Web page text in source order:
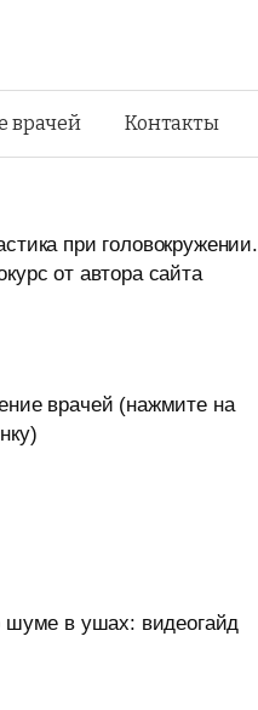
врачей Контакты
при головокружении.
от автора сайта
врачей (нажмите на
шуме в ушах: видеогайд